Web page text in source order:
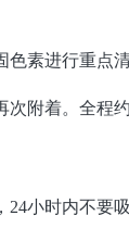
素进行重点
附着。全程
小时内不要